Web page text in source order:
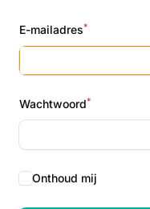
E-mailadres*
Wachtwoord*
Onthoud mij